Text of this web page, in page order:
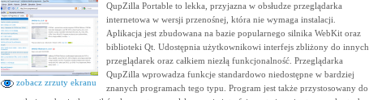
zobacz zrzuty ekranu
QupZilla Portable to lekka, przyjazna w obsłudze przeglądarka
internetowa w wersji przenośnej, która nie wymaga instalacji.
Aplikacja jest zbudowana na bazie popularnego silnika WebKit oraz
biblioteki Qt. Udostępnia użytkownikowi interfejs zbliżony do innych
przeglądarek oraz całkiem niezłą funkcjonalność. Przeglądarka
QupZilla wprowadza funkcje standardowo niedostępne w bardziej
znanych programach tego typu. Program jest także przystosowany do